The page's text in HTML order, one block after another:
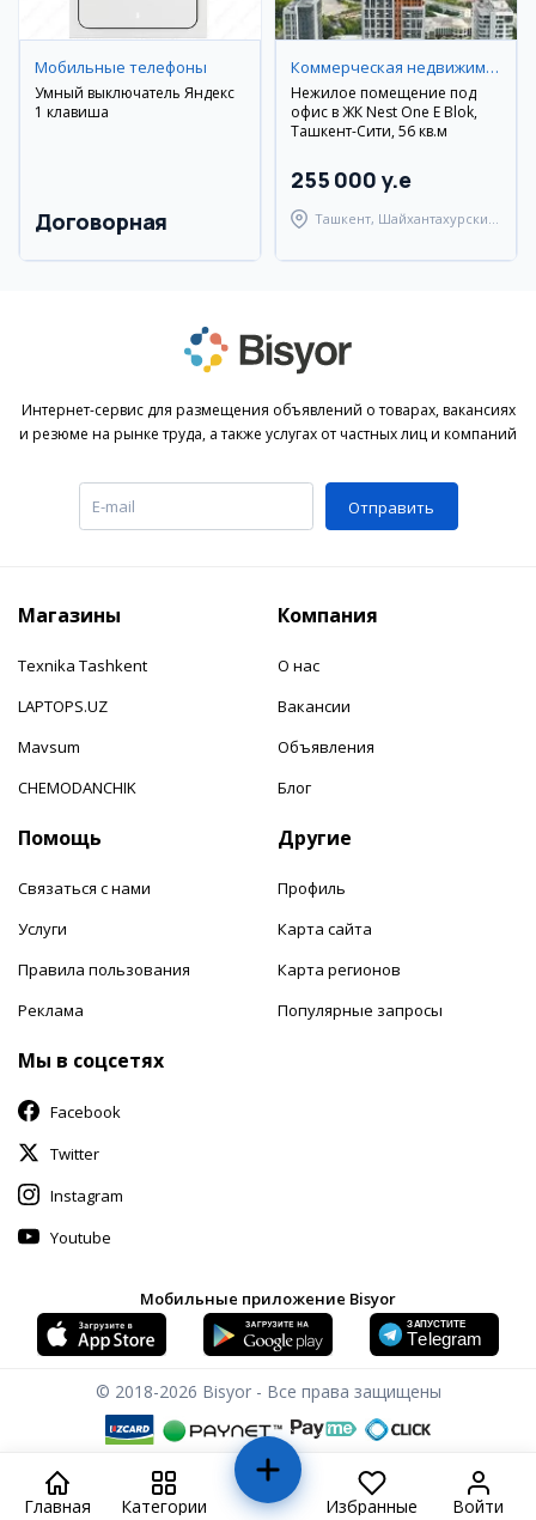
Мобильные телефоны
Умный выключатель Яндекс
1 клавиша
Договорная
Коммерческая недвижимость
Нежилое помещение под
офис в ЖК Nest One E Blok,
Ташкент-Сити, 56 кв.м
255 000 y.e
Ташкент, Шайхантахурский
Интернет-сервис для размещения объявлений о товарах, вакансиях
и резюме на рынке труда, а также услугах от частных лиц и компаний
Отправить
Магазины
Texnika Tashkent
LAPTOPS.UZ
Mavsum
CHEMODANCHIK
Компания
О нас
Вакансии
Объявления
Блог
Помощь
Связаться с нами
Услуги
Правила пользования
Реклама
Другие
Профиль
Карта сайта
Карта регионов
Популярные запросы
Мы в соцсетях
Facebook
Twitter
Instagram
Youtube
Мобильные приложение Bisyor
© 2018-2026 Bisyor - Все права защищены
Главная Категории Избранные Войти